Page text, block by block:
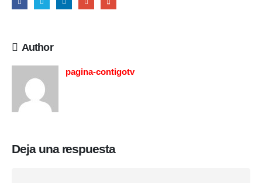
Author
pagina-contigotv
Deja una respuesta